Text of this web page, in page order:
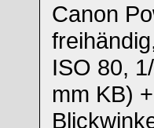
Canon
ISO 80,
mm KB)